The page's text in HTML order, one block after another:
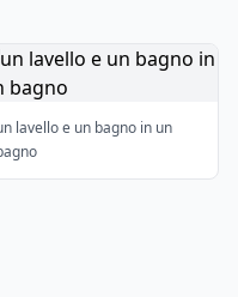
lavello e un bagno in un